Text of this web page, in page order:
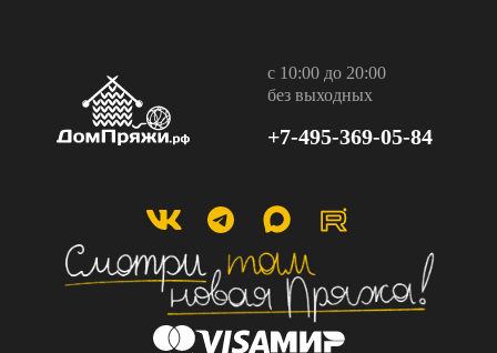
с 10:00 до 20:00
без выходных
+7-495-369-05-84